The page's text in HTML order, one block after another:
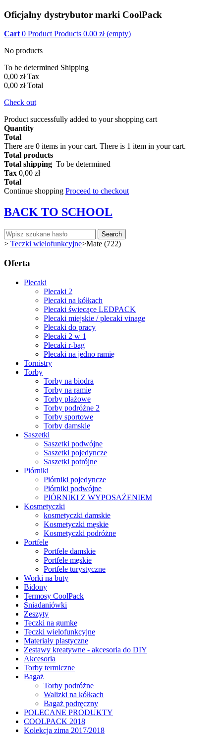
Oficjalny dystrybutor marki CoolPack
Cart 0 Product Products 0.00 zł (empty)
No products
To be determined Shipping
0,00 zł Tax
0,00 zł Total
Check out
Product successfully added to your shopping cart
Quantity
Total
There are 0 items in your cart. There is 1 item in your cart.
Total products
Total shipping To be determined
Tax 0,00 zł
Total
Continue shopping Proceed to checkout
BACK TO SCHOOL
Search
> Teczki wielofunkcyjne>Mate (722)
Oferta
Plecaki
Plecaki 2
Plecaki na kółkach
Plecaki świecące LEDPACK
Plecaki miejskie / plecaki vinage
Plecaki do pracy
Plecaki 2 w 1
Plecaki r-bag
Plecaki na jedno ramię
Tornistry
Torby
Torby na biodra
Torby na ramię
Torby plażowe
Torby podróżne 2
Torby sportowe
Torby damskie
Saszetki
Saszetki podwójne
Saszetki pojedyncze
Saszetki potrójne
Piórniki
Piórniki pojedyncze
Piórniki podwójne
PIÓRNIKI Z WYPOSAŻENIEM
Kosmetyczki
kosmetyczki damskie
Kosmetyczki męskie
Kosmetyczki podróżne
Portfele
Portfele damskie
Portfele męskie
Portfele turystyczne
Worki na buty
Bidony
Termosy CoolPack
Śniadaniówki
Zeszyty
Teczki na gumkę
Teczki wielofunkcyjne
Materiały plastyczne
Zestawy kreatywne - akcesoria do DIY
Akcesoria
Torby termiczne
Bagaż
Torby podróżne
Walizki na kółkach
Bagaż podręczny
POLECANE PRODUKTY
COOLPACK 2018
Kolekcja zima 2017/2018